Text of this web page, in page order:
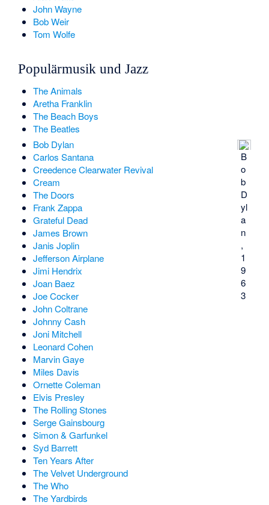
John Wayne
Bob Weir
Tom Wolfe
Populärmusik und Jazz
The Animals
Aretha Franklin
The Beach Boys
The Beatles
B
o
b
D
yl
a
n
,
1
9
6
3
Bob Dylan
Carlos Santana
Creedence Clearwater Revival
Cream
The Doors
Frank Zappa
Grateful Dead
James Brown
Janis Joplin
Jefferson Airplane
Jimi Hendrix
Joan Baez
Joe Cocker
John Coltrane
Johnny Cash
Joni Mitchell
Leonard Cohen
Marvin Gaye
Miles Davis
Ornette Coleman
Elvis Presley
The Rolling Stones
Serge Gainsbourg
Simon & Garfunkel
Syd Barrett
Ten Years After
The Velvet Underground
The Who
The Yardbirds